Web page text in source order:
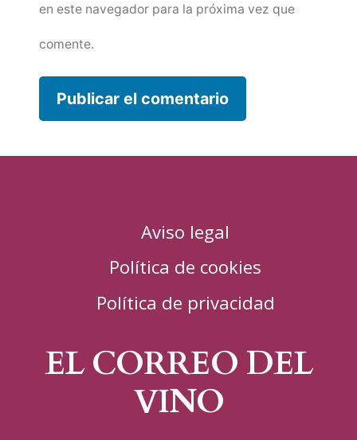
en este navegador para la próxima vez que
comente.
Aviso legal
Política de cookies
Política de privacidad
EL CORREO DEL
VINO